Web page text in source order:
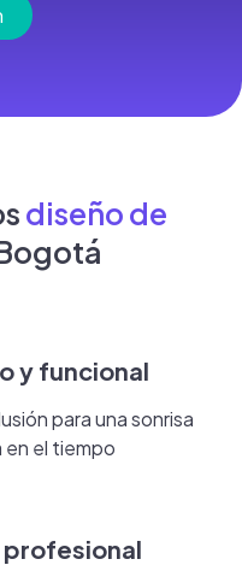
diseño de
y funcional
para una sonrisa
en el tiempo